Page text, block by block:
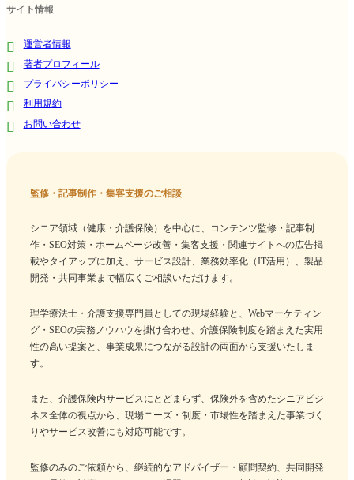
サイト情報
運営者情報
著者プロフィール
プライバシーポリシー
利用規約
お問い合わせ
監修・記事制作・集客支援のご相談
シニア領域（健康・介護保険）を中心に、コンテンツ監修・記事制
作・SEO対策・ホームページ改善・集客支援・関連サイトへの広告掲
載やタイアップに加え、サービス設計、業務効率化（IT活用）、製品
開発・共同事業まで幅広くご相談いただけます。
理学療法士・介護支援専門員としての現場経験と、Webマーケティン
グ・SEOの実務ノウハウを掛け合わせ、介護保険制度を踏まえた実用
性の高い提案と、事業成果につながる設計の両面から支援いたしま
す。
また、介護保険内サービスにとどまらず、保険外を含めたシニアビジ
ネス全体の視点から、現場ニーズ・制度・市場性を踏まえた事業づく
りやサービス改善にも対応可能です。
監修のみのご依頼から、継続的なアドバイザー・顧問契約、共同開発